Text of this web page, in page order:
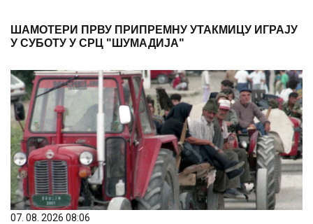
ШАМОТЕРИ ПРВУ ПРИПРЕМНУ УТАКМИЦУ ИГРАЈУ
У СУБОТУ У СРЦ "ШУМАДИЈА"
07. 08. 2026 08:06